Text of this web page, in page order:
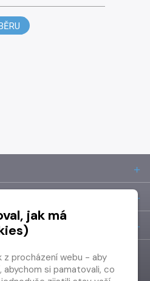
jak má
z procházení webu - aby
abychom si pamatovali, co